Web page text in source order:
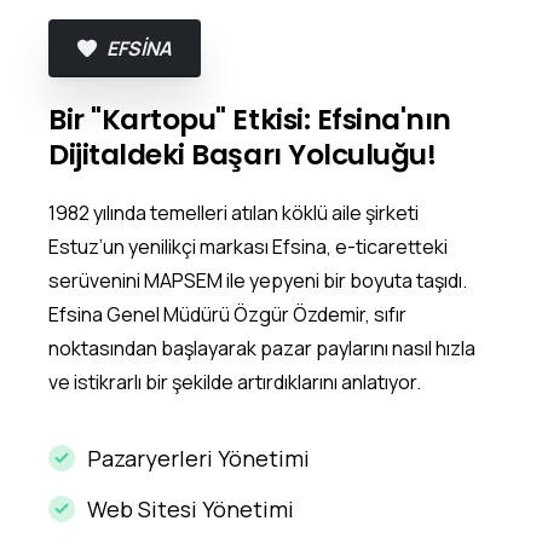
EFSİNA
Bir "Kartopu" Etkisi: Efsina'nın
Dijitaldeki Başarı Yolculuğu!
1982 yılında temelleri atılan köklü aile şirketi
Estuz’un yenilikçi markası Efsina, e-ticaretteki
serüvenini MAPSEM ile yepyeni bir boyuta taşıdı.
Efsina Genel Müdürü Özgür Özdemir, sıfır
noktasından başlayarak pazar paylarını nasıl hızla
ve istikrarlı bir şekilde artırdıklarını anlatıyor.
Pazaryerleri Yönetimi
Web Sitesi Yönetimi